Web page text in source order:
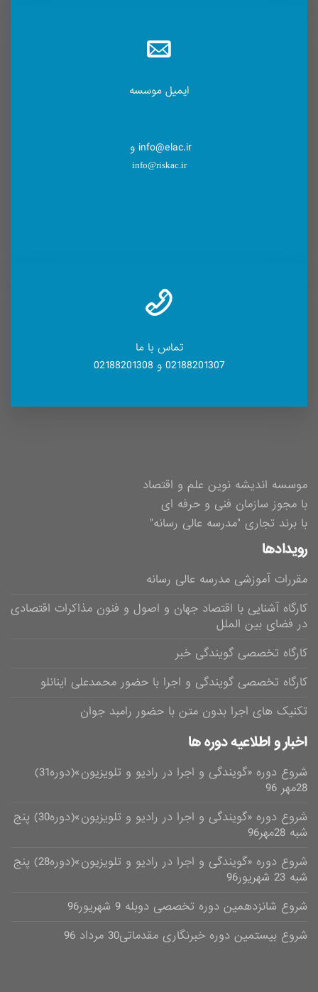
ایمیل موسسه
info@elac.ir و
info@riskac.ir
تماس با ما
02188201307 و 02188201308
موسسه اندیشه نوین علم و اقتصاد
با مجوز سازمان فنی و حرفه ای
با برند تجاری "مدرسه عالی رسانه"
رویدادها
مقررات آموزشی مدرسه عالی رسانه
کارگاه آشنایی با اقتصاد جهان و اصول و فنون مذاکرات اقتصادی
در فضای بین الملل
کارگاه تخصصی گویندگی خبر
کارگاه تخصصی گویندگی و اجرا با حضور محمدعلی اینانلو
تکنیک های اجرا بدون متن با حضور رامبد جوان
اخبار و اطلاعیه دوره ها
شروع دوره «گویندگی و اجرا در رادیو و تلویزیون»(دوره31)
28مهر 96
شروع دوره «گویندگی و اجرا در رادیو و تلویزیون»(دوره30) پنج
شبه 28مهر96
شروع دوره «گویندگی و اجرا در رادیو و تلویزیون»(دوره28) پنج
شبه 23 شهریور96
شروع شانزدهمین دوره تخصصی دوبله 9 شهریور96
شروع بیستمین دوره خبرنگاری مقدماتی30 مرداد 96